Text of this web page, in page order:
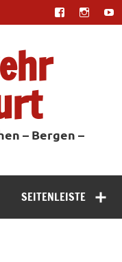
– Bergen –
SEITENLEISTE